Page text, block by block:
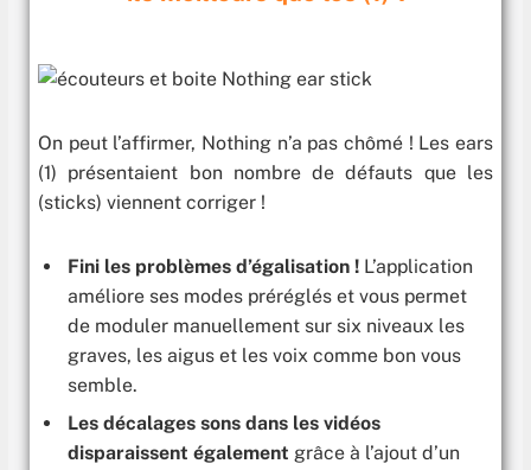
On peut l’affirmer, Nothing n’a pas chômé ! Les ears
(1) présentaient bon nombre de défauts que les
(sticks) viennent corriger !
Fini les problèmes d’égalisation ! L’application
améliore ses modes préréglés et vous permet
de moduler manuellement sur six niveaux les
graves, les aigus et les voix comme bon vous
semble.
Les décalages sons dans les vidéos
disparaissent également grâce à l’ajout d’un